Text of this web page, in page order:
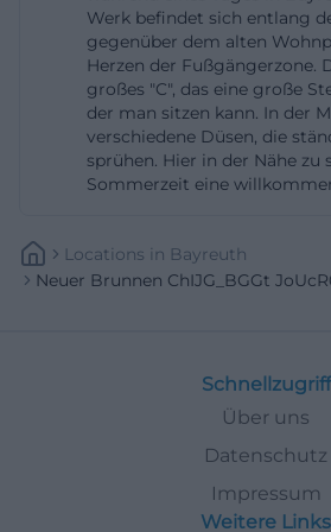
entdecken möchten und
Orientierung zwischen den
suchen.
(https://
forschung/wirtschaftsstandort/
Nutzung und
Die Gestalt des Neuen
bespielbar. Er wurde von
Umgestaltung der
Architekturbüro Hirner und
entwickelt und soll vor
Aufenthaltsqualität erhöhen.
Werk befindet sich entlang
gegenüber dem alten
Herzen der Fußgängerzone.
großes "C", das eine große
der man sitzen kann. In der
verschiedene Düsen, die
sprühen. Hier in der Nähe zu
Sommerzeit eine
Locations In Bayreuth
Neuer Brunnen ChIJG_BGGt
Schnellzugriff
Über uns
Datenschutz
Impressum
Weitere Links